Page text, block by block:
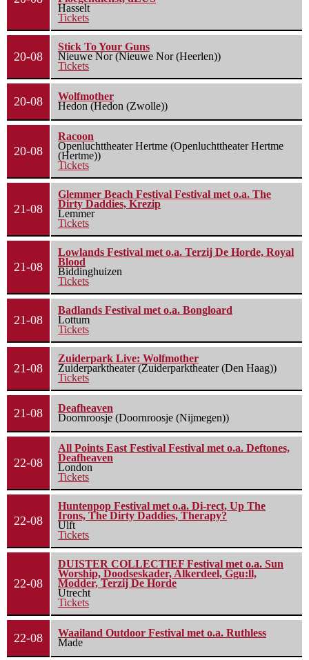
Hasselt
Tickets
20-08
Stick To Your Guns
Nieuwe Nor (Nieuwe Nor (Heerlen))
Tickets
20-08
Wolfmother
Hedon (Hedon (Zwolle))
20-08
Racoon
Openluchttheater Hertme (Openluchttheater Hertme
(Hertme))
Tickets
21-08
Glemmer Beach Festival Festival met o.a. The
Dirty Daddies, Krezip
Lemmer
Tickets
21-08
Lowlands Festival met o.a. Terzij De Horde, Royal
Blood
Biddinghuizen
Tickets
21-08
Badlands Festival met o.a. Bongloard
Lottum
Tickets
21-08
Zuiderpark Live: Wolfmother
Zuiderparktheater (Zuiderparktheater (Den Haag))
Tickets
21-08
Deafheaven
Doornroosje (Doornroosje (Nijmegen))
22-08
All Points East Festival Festival met o.a. Deftones,
Deafheaven
London
Tickets
22-08
Huntenpop Festival met o.a. Di-rect, Up The
Irons, The Dirty Daddies, Therapy?
Ulft
Tickets
22-08
DUISTER COLLECTIEF Festival met o.a. Sun
Worship, Doodseskader, Alkerdeel, Ggu:ll,
Modder, Terzij De Horde
Utrecht
Tickets
22-08
Waailand Outdoor Festival met o.a. Ruthless
Made